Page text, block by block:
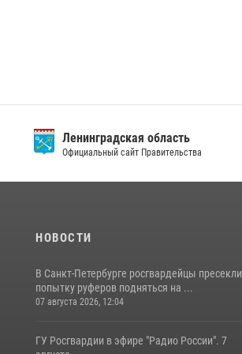
Ленинградская область
Официальный сайт Правительства
НОВОСТИ
В Санкт-Петербурге росгвардейцы пресекли
попытку руферов подняться на ...
07 августа 2026, 12:04
ГУ Росгвардии в эфире "Радио России". 7